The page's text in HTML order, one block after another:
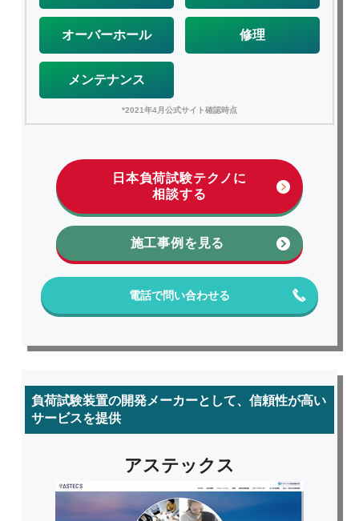
オーバーホール 修理
メンテナンス
*2021年4月公式サイト確認時点
日本負荷試験テクノに
相談する
施工事例を見る
電話で問い合わせる
負荷試験装置の開発メーカーとして、信頼性が高い
サービスを提供
アステックス